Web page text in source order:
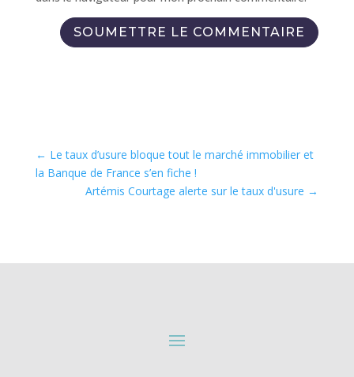
SOUMETTRE LE COMMENTAIRE
← Le taux d’usure bloque tout le marché immobilier et
la Banque de France s’en fiche !
Artémis Courtage alerte sur le taux d'usure →